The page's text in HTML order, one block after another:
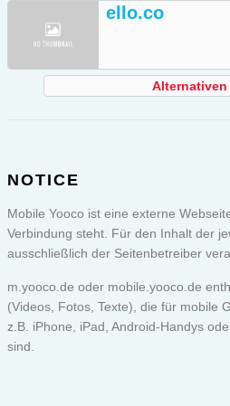
ello.co
Alternativen
NOTICE
Mobile Yooco ist eine externe
Verbindung steht. Für den Inhalt der
ausschließlich der Seitenbetreiber
m.yooco.de oder mobile.yooco.de
(Videos, Fotos, Texte), die für mobile
z.B. iPhone, iPad, Android-Handys
sind.